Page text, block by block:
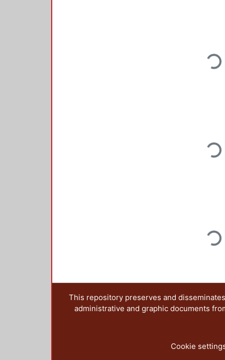
Loading...
Loading...
Loading...
This repository preserves and
administrative and graphic documents
Cookie